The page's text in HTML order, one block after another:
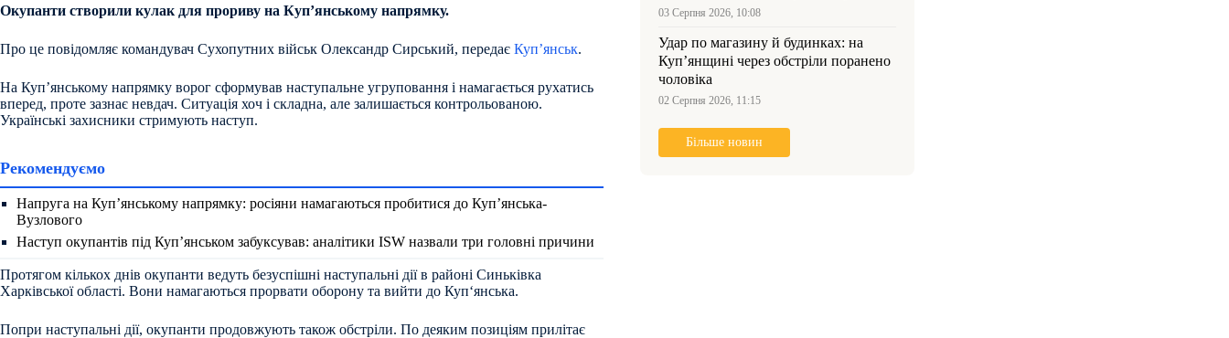
Окупанти створили кулак для прориву на Куп’янському напрямку.
Про це повідомляє командувач Сухопутних військ Олександр Сирський, передає Куп’янськ.
На Куп’янському напрямку ворог сформував наступальне угруповання і намагається рухатись
вперед, проте зазнає невдач. Ситуація хоч і складна, але залишається контрольованою.
Українські захисники стримують наступ.
Рекомендуємо
Напруга на Куп’янському напрямку: росіяни намагаються пробитися до Куп’янська-
Вузлового
Наступ окупантів під Куп’янськом забуксував: аналітики ISW назвали три головні причини
Протягом кількох днів окупанти ведуть безуспішні наступальні дії в районі Синьківка
Харківської області. Вони намагаються прорвати оборону та вийти до Куп‘янська.
Попри наступальні дії, окупанти продовжують також обстріли. По деяким позиціям прилітає
03 Серпня 2026, 10:08
Удар по магазину й будинках: на
Куп’янщині через обстріли поранено
чоловіка
02 Серпня 2026, 11:15
Більше новин